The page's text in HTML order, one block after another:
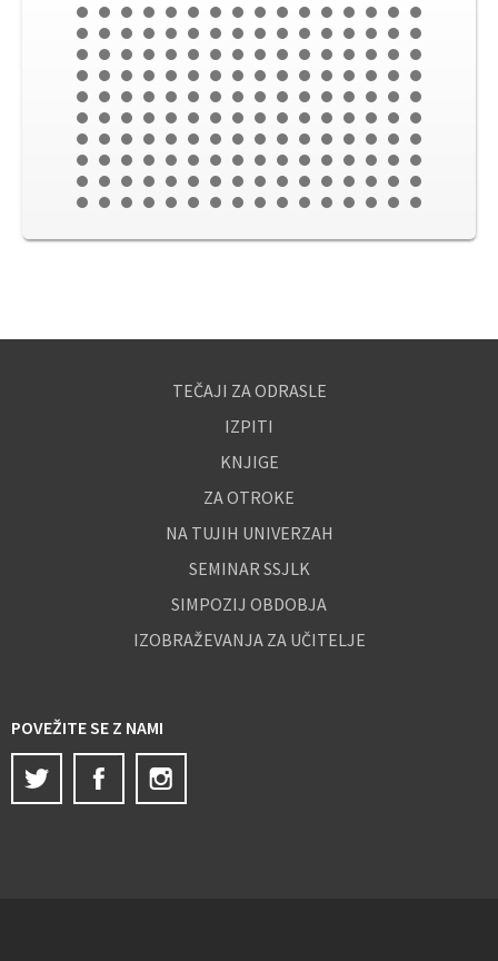
TEČAJI ZA ODRASLE
IZPITI
KNJIGE
ZA OTROKE
NA TUJIH UNIVERZAH
SEMINAR SSJLK
SIMPOZIJ OBDOBJA
IZOBRAŽEVANJA ZA UČITELJE
POVEŽITE SE Z NAMI
Twitter
Facebook